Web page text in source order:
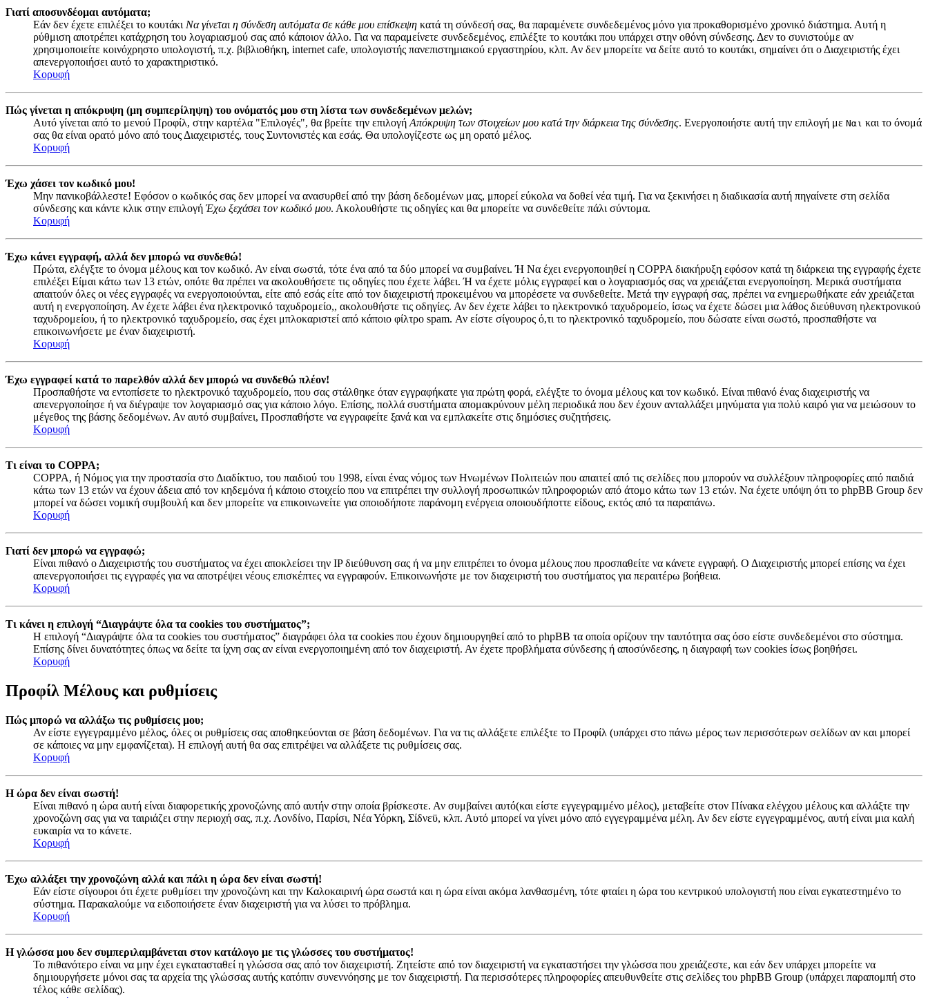
Γιατί αποσυνδέομαι αυτόματα;
Εάν δεν έχετε επιλέξει το κουτάκι Να γίνεται η σύνδεση αυτόματα σε κάθε μου επίσκεψη κατά τη σύνδεσή σας, θα παραμένετε συνδεδεμένος μόνο για προκαθορισμένο χρονικό διάστημα. Αυτή η
ρύθμιση αποτρέπει κατάχρηση του λογαριασμού σας από κάποιον άλλο. Για να παραμείνετε συνδεδεμένος, επιλέξτε το κουτάκι που υπάρχει στην οθόνη σύνδεσης. Δεν το συνιστούμε αν
χρησιμοποιείτε κοινόχρηστο υπολογιστή, π.χ. βιβλιοθήκη, internet cafe, υπολογιστής πανεπιστημιακού εργαστηρίου, κλπ. Αν δεν μπορείτε να δείτε αυτό το κουτάκι, σημαίνει ότι ο Διαχειριστής έχει
απενεργοποιήσει αυτό το χαρακτηριστικό.
Κορυφή
Πώς γίνεται η απόκρυψη (μη συμπερίληψη) του ονόματός μου στη λίστα των συνδεδεμένων μελών;
Αυτό γίνεται από το μενού Προφίλ, στην καρτέλα "Επιλογές", θα βρείτε την επιλογή Απόκρυψη των στοιχείων μου κατά την διάρκεια της σύνδεσης. Ενεργοποιήστε αυτή την επιλογή με Ναι και το όνομά
σας θα είναι ορατό μόνο από τους Διαχειριστές, τους Συντονιστές και εσάς. Θα υπολογίζεστε ως μη ορατό μέλος.
Κορυφή
Έχω χάσει τον κωδικό μου!
Μην πανικοβάλλεστε! Εφόσον ο κωδικός σας δεν μπορεί να ανασυρθεί από την βάση δεδομένων μας, μπορεί εύκολα να δοθεί νέα τιμή. Για να ξεκινήσει η διαδικασία αυτή πηγαίνετε στη σελίδα
σύνδεσης και κάντε κλικ στην επιλογή Έχω ξεχάσει τον κωδικό μου. Ακολουθήστε τις οδηγίες και θα μπορείτε να συνδεθείτε πάλι σύντομα.
Κορυφή
Έχω κάνει εγγραφή, αλλά δεν μπορώ να συνδεθώ!
Πρώτα, ελέγξτε το όνομα μέλους και τον κωδικό. Αν είναι σωστά, τότε ένα από τα δύο μπορεί να συμβαίνει. Ή Να έχει ενεργοποιηθεί η COPPA διακήρυξη εφόσον κατά τη διάρκεια της εγγραφής έχετε
επιλέξει Είμαι κάτω των 13 ετών, οπότε θα πρέπει να ακολουθήσετε τις οδηγίες που έχετε λάβει. Ή να έχετε μόλις εγγραφεί και ο λογαριασμός σας να χρειάζεται ενεργοποίηση. Μερικά συστήματα
απαιτούν όλες οι νέες εγγραφές να ενεργοποιούνται, είτε από εσάς είτε από τον διαχειριστή προκειμένου να μπορέσετε να συνδεθείτε. Μετά την εγγραφή σας, πρέπει να ενημερωθήκατε εάν χρειάζεται
αυτή η ενεργοποίηση. Αν έχετε λάβει ένα ηλεκτρονικό ταχυδρομείο,, ακολουθήστε τις οδηγίες. Αν δεν έχετε λάβει το ηλεκτρονικό ταχυδρομείο, ίσως να έχετε δώσει μια λάθος διεύθυνση ηλεκτρονικού
ταχυδρομείου, ή το ηλεκτρονικό ταχυδρομείο, σας έχει μπλοκαριστεί από κάποιο φίλτρο spam. Αν είστε σίγουρος ό,τι το ηλεκτρονικό ταχυδρομείο, που δώσατε είναι σωστό, προσπαθήστε να
επικοινωνήσετε με έναν διαχειριστή.
Κορυφή
Έχω εγγραφεί κατά το παρελθόν αλλά δεν μπορώ να συνδεθώ πλέον!
Προσπαθήστε να εντοπίσετε το ηλεκτρονικό ταχυδρομείο, που σας στάλθηκε όταν εγγραφήκατε για πρώτη φορά, ελέγξτε το όνομα μέλους και τον κωδικό. Είναι πιθανό ένας διαχειριστής να
απενεργοποίησε ή να διέγραψε τον λογαριασμό σας για κάποιο λόγο. Επίσης, πολλά συστήματα απομακρύνουν μέλη περιοδικά που δεν έχουν ανταλλάξει μηνύματα για πολύ καιρό για να μειώσουν το
μέγεθος της βάσης δεδομένων. Αν αυτό συμβαίνει, Προσπαθήστε να εγγραφείτε ξανά και να εμπλακείτε στις δημόσιες συζητήσεις.
Κορυφή
Τι είναι το COPPA;
COPPA, ή Νόμος για την προστασία στο Διαδίκτυο, του παιδιού του 1998, είναι ένας νόμος των Ηνωμένων Πολιτειών που απαιτεί από τις σελίδες που μπορούν να συλλέξουν πληροφορίες από παιδιά
κάτω των 13 ετών να έχουν άδεια από τον κηδεμόνα ή κάποιο στοιχείο που να επιτρέπει την συλλογή προσωπικών πληροφοριών από άτομο κάτω των 13 ετών. Να έχετε υπόψη ότι το phpBB Group δεν
μπορεί να δώσει νομική συμβουλή και δεν μπορείτε να επικοινωνείτε για οποιοδήποτε παράνομη ενέργεια οποιουδήποττε είδους, εκτός από τα παραπάνω.
Κορυφή
Γιατί δεν μπορώ να εγγραφώ;
Είναι πιθανό ο Διαχειριστής του συστήματος να έχει αποκλείσει την IP διεύθυνση σας ή να μην επιτρέπει το όνομα μέλους που προσπαθείτε να κάνετε εγγραφή. Ο Διαχειριστής μπορεί επίσης να έχει
απενεργοποιήσει τις εγγραφές για να αποτρέψει νέους επισκέπτες να εγγραφούν. Επικοινωνήστε με τον διαχειριστή του συστήματος για περαιτέρω βοήθεια.
Κορυφή
Τι κάνει η επιλογή “Διαγράψτε όλα τα cookies του συστήματος”;
Η επιλογή “Διαγράψτε όλα τα cookies του συστήματος” διαγράφει όλα τα cookies που έχουν δημιουργηθεί από το phpBB τα οποία ορίζουν την ταυτότητα σας όσο είστε συνδεδεμένοι στο σύστημα.
Επίσης δίνει δυνατότητες όπως να δείτε τα ίχνη σας αν είναι ενεργοποιημένη από τον διαχειριστή. Αν έχετε προβλήματα σύνδεσης ή αποσύνδεσης, η διαγραφή των cookies ίσως βοηθήσει.
Κορυφή
Προφίλ Μέλους και ρυθμίσεις
Πώς μπορώ να αλλάξω τις ρυθμίσεις μου;
Αν είστε εγγεγραμμένο μέλος, όλες οι ρυθμίσεις σας αποθηκεύονται σε βάση δεδομένων. Για να τις αλλάξετε επιλέξτε το Προφίλ (υπάρχει στο πάνω μέρος των περισσότερων σελίδων αν και μπορεί
σε κάποιες να μην εμφανίζεται). Η επιλογή αυτή θα σας επιτρέψει να αλλάξετε τις ρυθμίσεις σας.
Κορυφή
Η ώρα δεν είναι σωστή!
Είναι πιθανό η ώρα αυτή είναι διαφορετικής χρονοζώνης από αυτήν στην οποία βρίσκεστε. Αν συμβαίνει αυτό(και είστε εγγεγραμμένο μέλος), μεταβείτε στον Πίνακα ελέγχου μέλους και αλλάξτε την
χρονοζώνη σας για να ταιριάζει στην περιοχή σας, π.χ. Λονδίνο, Παρίσι, Νέα Υόρκη, Σίδνεϋ, κλπ. Αυτό μπορεί να γίνει μόνο από εγγεγραμμένα μέλη. Αν δεν είστε εγγεγραμμένος, αυτή είναι μια καλή
ευκαιρία να το κάνετε.
Κορυφή
Έχω αλλάξει την χρονοζώνη αλλά και πάλι η ώρα δεν είναι σωστή!
Εάν είστε σίγουροι ότι έχετε ρυθμίσει την χρονοζώνη και την Καλοκαιρινή ώρα σωστά και η ώρα είναι ακόμα λανθασμένη, τότε φταίει η ώρα του κεντρικού υπολογιστή που είναι εγκατεστημένο το
σύστημα. Παρακαλούμε να ειδοποιήσετε έναν διαχειριστή για να λύσει το πρόβλημα.
Κορυφή
Η γλώσσα μου δεν συμπεριλαμβάνεται στον κατάλογο με τις γλώσσες του συστήματος!
Το πιθανότερο είναι να μην έχει εγκατασταθεί η γλώσσα σας από τον διαχειριστή. Ζητείστε από τον διαχειριστή να εγκαταστήσει την γλώσσα που χρειάζεστε, και εάν δεν υπάρχει μπορείτε να
δημιουργήσετε μόνοι σας τα αρχεία της γλώσσας αυτής κατόπιν συνεννόησης με τον διαχειριστή. Για περισσότερες πληροφορίες απευθυνθείτε στις σελίδες του phpBB Group (υπάρχει παραπομπή στο
τέλος κάθε σελίδας).